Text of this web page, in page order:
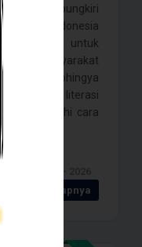
dapat dipungkiri
di Indonesia
bertujuan untuk
masyarakat
etnis Rohingya
bagaimana literasi
cara
Aceh - 2026
Selengkapnya